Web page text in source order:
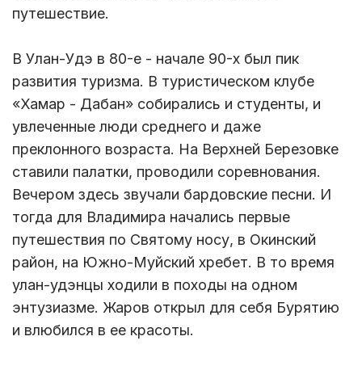
путешествие.
В Улан-Удэ в 80-е - начале 90-х был пик
развития туризма. В туристическом клубе
«Хамар - Дабан» собирались и студенты, и
увлеченные люди среднего и даже
преклонного возраста. На Верхней Березовке
ставили палатки, проводили соревнования.
Вечером здесь звучали бардовские песни. И
тогда для Владимира начались первые
путешествия по Святому носу, в Окинский
район, на Южно-Муйский хребет. В то время
улан-удэнцы ходили в походы на одном
энтузиазме. Жаров открыл для себя Бурятию
и влюбился в ее красоты.